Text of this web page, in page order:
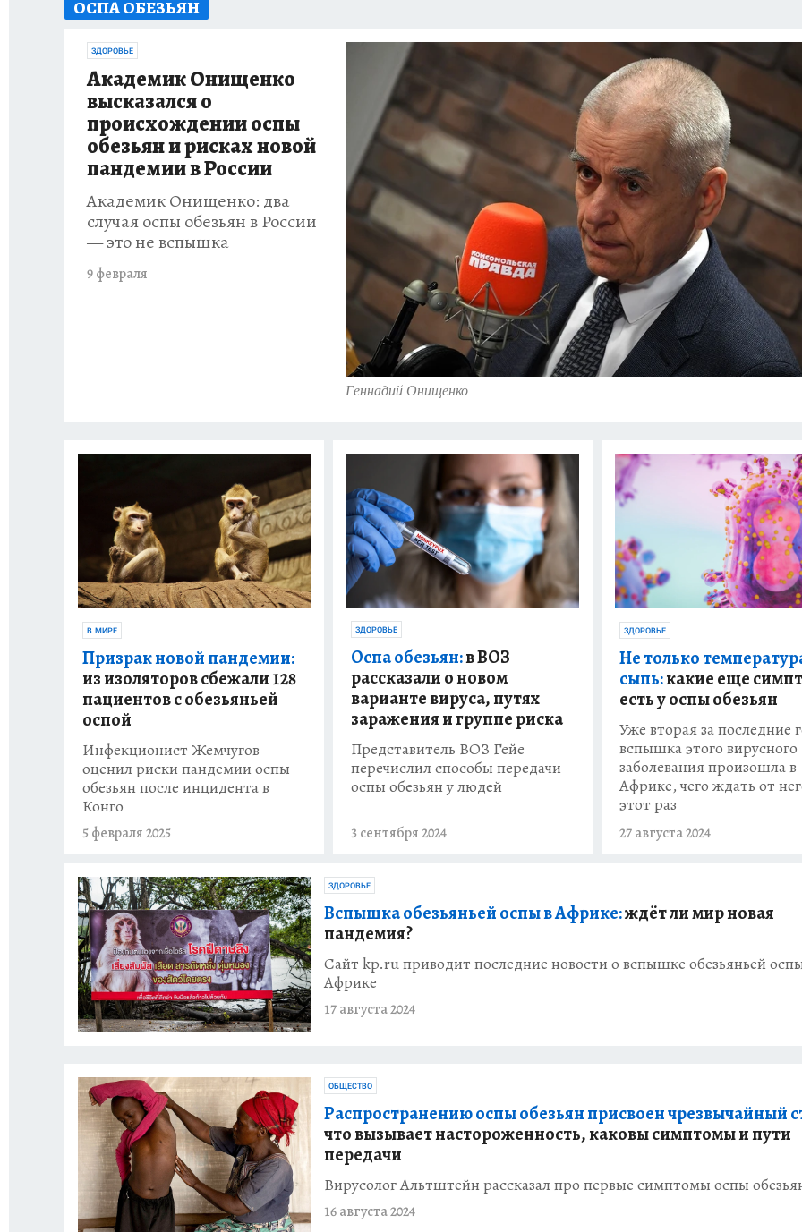
ИСПЫТАНО НА СЕБЕ
ОСПА ОБЕЗЬЯН
Геннадий Онищенко
ЗДОРОВЬЕ
Академик Онищенко
высказался о
происхождении оспы
обезьян и рисках новой
пандемии в России
Академик Онищенко: два
случая оспы обезьян в России
— это не вспышка
9 февраля
В МИРЕ
Призрак новой пандемии:
из изоляторов сбежали 128
пациентов с обезьяньей
оспой
Инфекционист Жемчугов
оценил риски пандемии оспы
обезьян после инцидента в
Конго
5 февраля 2025
ЗДОРОВЬЕ
Оспа обезьян:в ВОЗ
рассказали о новом
варианте вируса, путях
заражения и группе риска
Представитель ВОЗ Гейе
перечислил способы передачи
оспы обезьян у людей
3 сентября 2024
ЗДОРОВЬЕ
Не только
сыпь:какие еще
есть у оспы обезьян
Уже вторая за последние
вспышка этого вирусного
заболевания произошла в
Африке, чего ждать от
этот раз
27 августа 2024
ЗДОРОВЬЕ
Вспышка обезьяньей оспы в Африке:ждёт ли мир новая
пандемия?
Сайт kp.ru приводит последние новости о вспышке обезьяньей
Африке
17 августа 2024
ОБЩЕСТВО
Распространению оспы обезьян присвоен чрезвычайный
что вызывает настороженность, каковы симптомы и пути
передачи
Вирусолог Альтштейн рассказал про первые симптомы оспы
16 августа 2024